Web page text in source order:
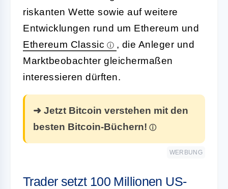
riskanten Wette sowie auf weitere
Entwicklungen rund um Ethereum und
Ethereum Classic
, die Anleger und
Marktbeobachter gleichermaßen
interessieren dürften.
➜ Jetzt Bitcoin verstehen mit den
besten Bitcoin-Büchern!
WERBUNG
Trader setzt 100 Millionen US-